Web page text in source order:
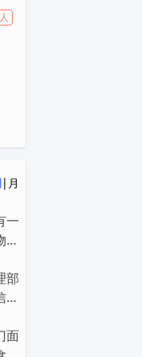
| 月
一
的
现
部
息
面